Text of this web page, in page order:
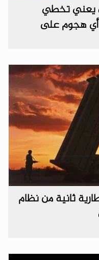
يعني تخطي
أي هجوم على
ثانية من نظام